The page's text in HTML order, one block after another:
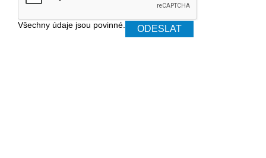
Všechny údaje jsou povinné.